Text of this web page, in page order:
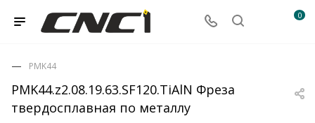
0
PMK44.z2.08.19.63.SF120.TiAlN Фреза
твердосплавная по металлу
PMK44